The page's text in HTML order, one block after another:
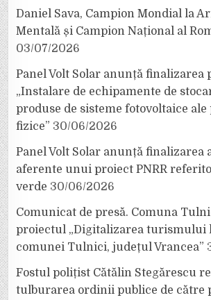
Daniel Sava, Campion Mondial la
Mentală și Campion Național al
03/07/2026
Panel Volt Solar anunță finalizarea
„Instalare de echipamente de
produse de sisteme fotovoltaice
fizice” 30/06/2026
Panel Volt Solar anunță finalizarea
aferente unui proiect PNRR
verde 30/06/2026
Comunicat de presă. Comuna
proiectul „Digitalizarea turismului
comunei Tulnici, județul Vrancea”
Fostul polițist Cătălin Stegărescu
tulburarea ordinii publice de către